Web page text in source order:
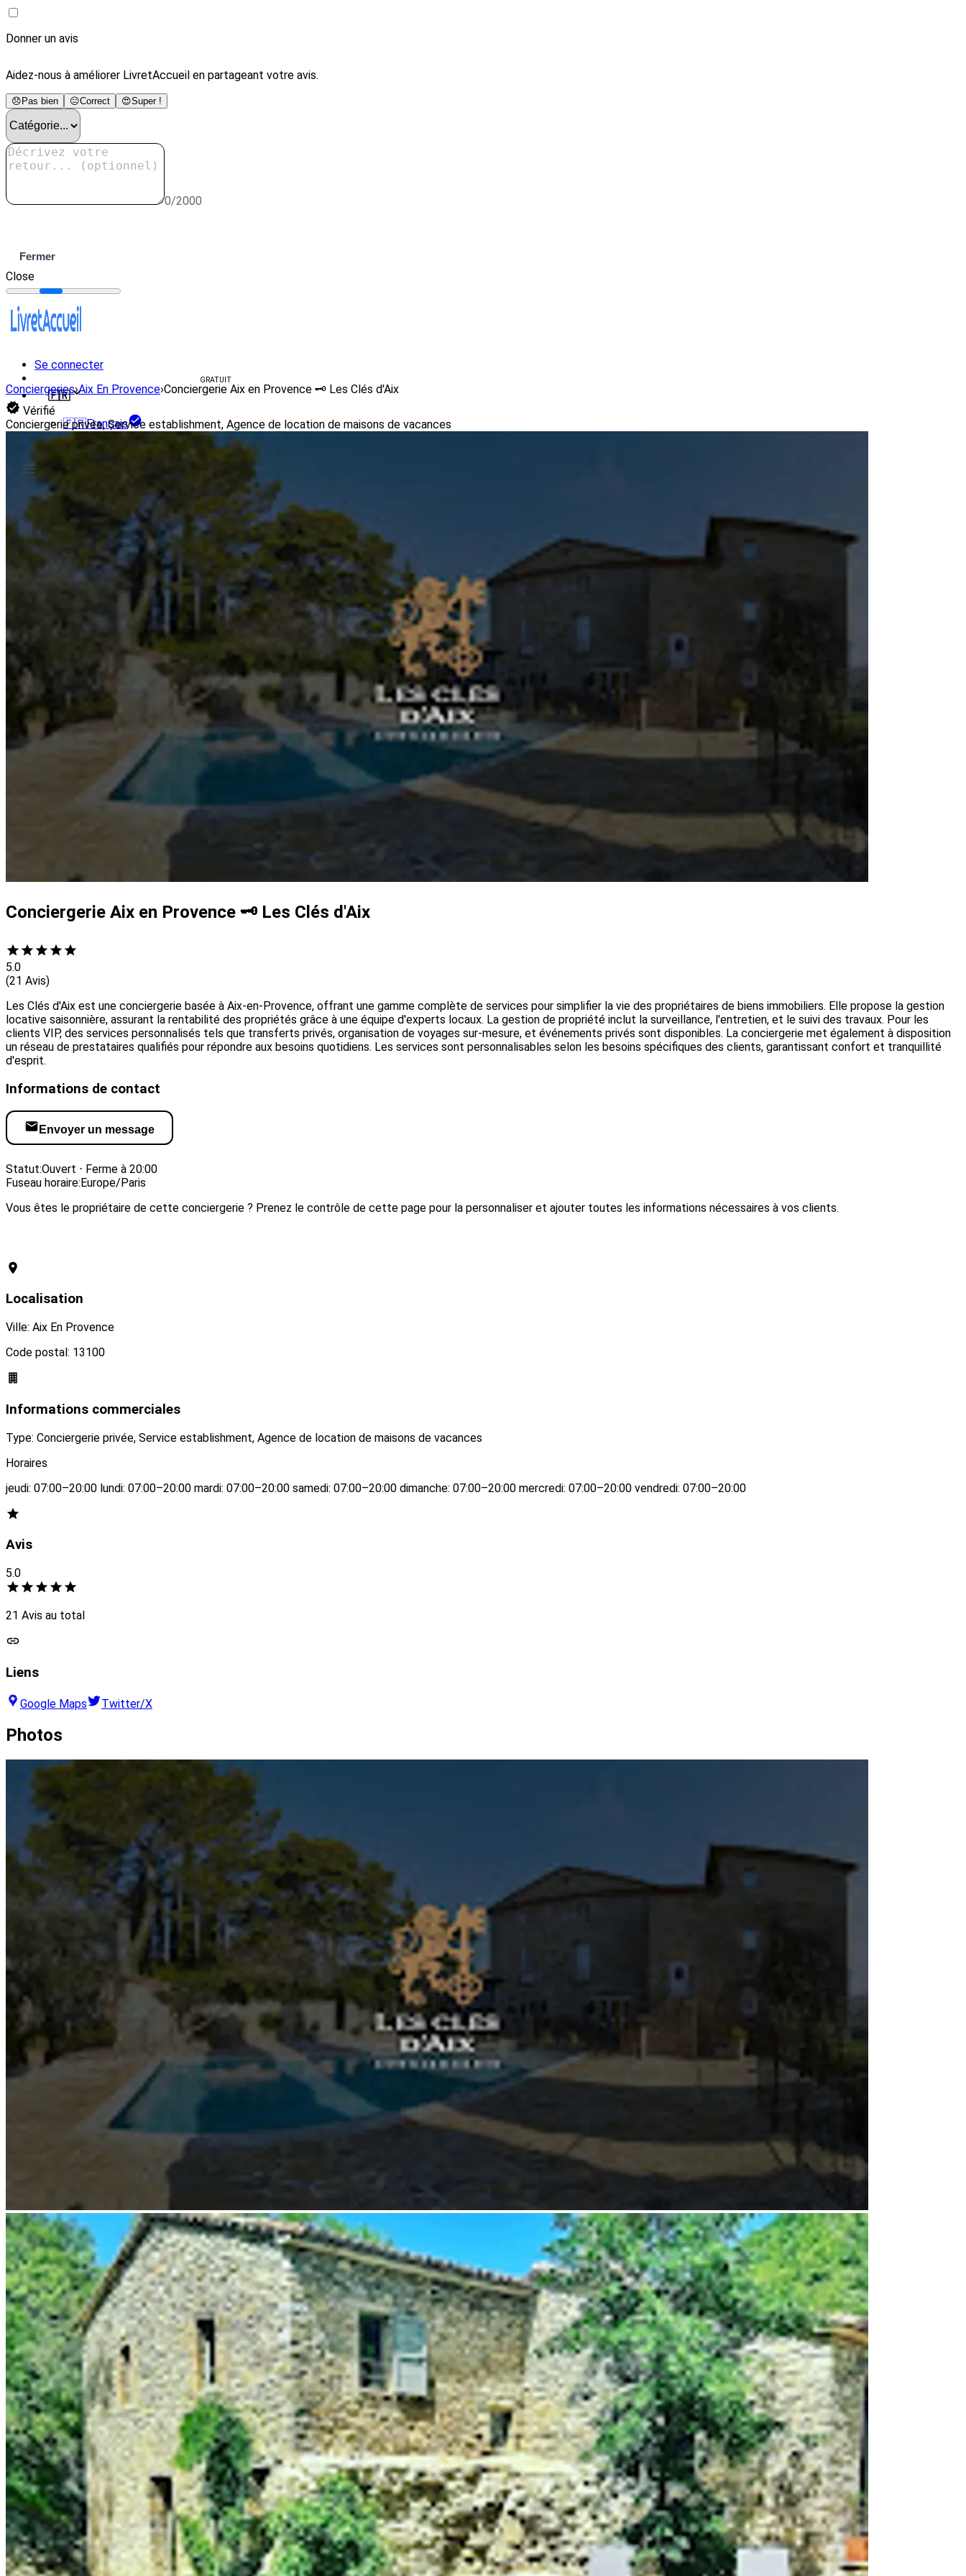
Donner un avis
Aidez-nous à améliorer LivretAccueil en partageant votre avis.
😞 Pas bien 😐Correct 😍Super !
0/2000
Fermer
Close
Se connecter
GRATUIT
🇫🇷
🇫🇷Français
🇺🇸
Conciergeries›Aix En Provence›Conciergerie Aix en Provence 🗝️ Les Clés d'Aix
Vérifié
Conciergerie privée, Service establishment, Agence de location de maisons de vacances
Conciergerie Aix en Provence 🗝️ Les Clés d'Aix
5.0
(21 Avis)
Les Clés d'Aix est une conciergerie basée à Aix-en-Provence, offrant une gamme complète de services pour simplifier la vie des propriétaires de biens immobiliers. Elle propose la gestion
locative saisonnière, assurant la rentabilité des propriétés grâce à une équipe d'experts locaux. La gestion de propriété inclut la surveillance, l'entretien, et le suivi des travaux. Pour les
clients VIP, des services personnalisés tels que transferts privés, organisation de voyages sur-mesure, et événements privés sont disponibles. La conciergerie met également à disposition
un réseau de prestataires qualifiés pour répondre aux besoins quotidiens. Les services sont personnalisables selon les besoins spécifiques des clients, garantissant confort et tranquillité
d'esprit.
Informations de contact
Envoyer un message
Statut:Ouvert ⋅ Ferme à 20:00
Fuseau horaire:Europe/Paris
Vous êtes le propriétaire de cette conciergerie ? Prenez le contrôle de cette page pour la personnaliser et ajouter toutes les informations nécessaires à vos clients.
Localisation
Ville: Aix En Provence
Code postal: 13100
Informations commerciales
Type: Conciergerie privée, Service establishment, Agence de location de maisons de vacances
Horaires
jeudi: 07:00–20:00 lundi: 07:00–20:00 mardi: 07:00–20:00 samedi: 07:00–20:00 dimanche: 07:00–20:00 mercredi: 07:00–20:00 vendredi: 07:00–20:00
Avis
5.0
21 Avis au total
Liens
Google Maps Twitter/X
Photos